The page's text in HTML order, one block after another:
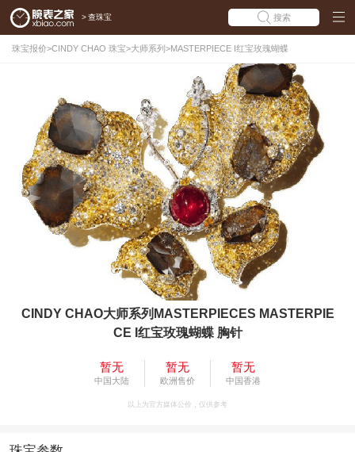
> 查珠宝 搜索
珠宝报价>CINDY CHAO 珠宝>大师系列 >MASTERPIECE I红宝玫瑰蝴蝶
CINDY CHAO大师系列MASTERPIECES MASTERPIE
CE I红宝玫瑰蝴蝶 胸针
暂无
中国大陆
暂无
欧洲售价
暂无
中国香港
以上为官方媒体公价，仅供参考